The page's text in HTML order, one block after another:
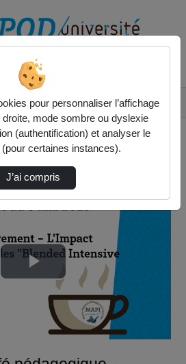
- Apprendre autrement - L…
Lire
la
pour personnaliser l’affichage
mode sombre ou dyslexie
(authentification) et analyser le
certaines instances).
J’ai compris